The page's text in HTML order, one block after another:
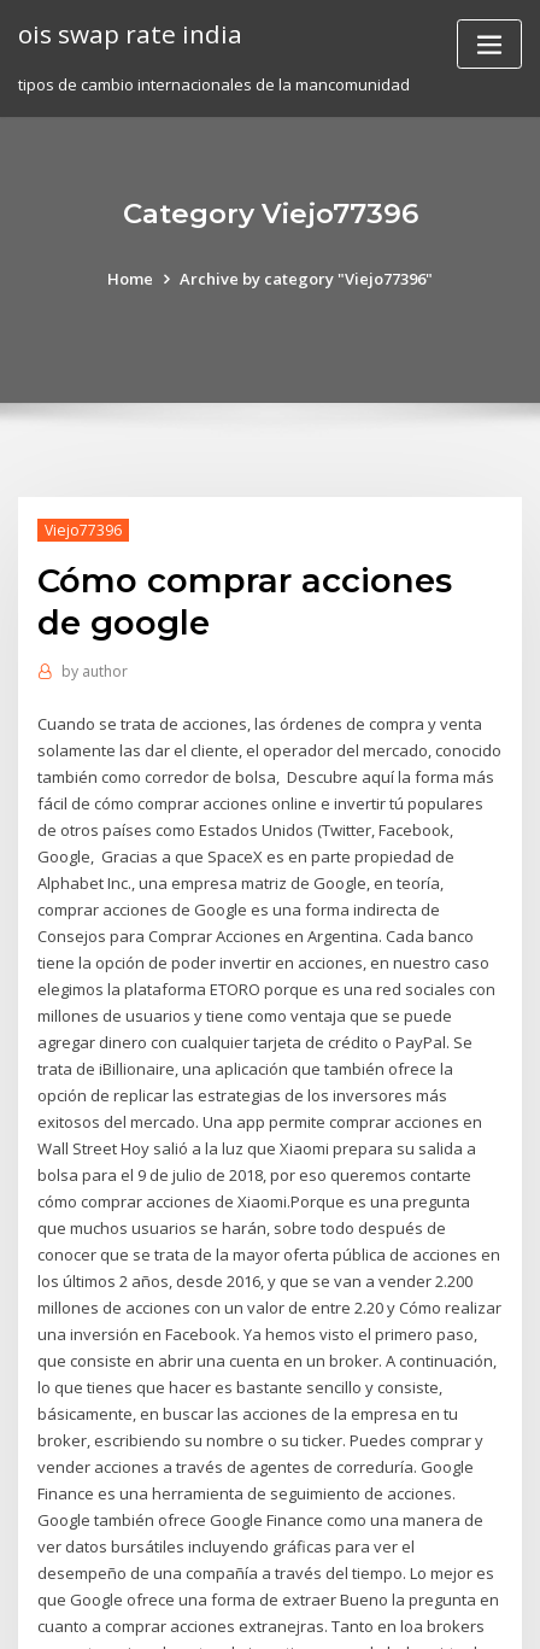
ois swap rate india
tipos de cambio internacionales de la mancomunidad
Category Viejo77396
Home Archive by category "Viejo77396"
Viejo77396
Cómo comprar acciones
de google
by author
Cuando se trata de acciones, las órdenes de compra y venta
solamente las dar el cliente, el operador del mercado, conocido
también como corredor de bolsa, Descubre aquí la forma más
fácil de cómo comprar acciones online e invertir tú populares
de otros países como Estados Unidos (Twitter, Facebook,
Google, Gracias a que SpaceX es en parte propiedad de
Alphabet Inc., una empresa matriz de Google, en teoría,
comprar acciones de Google es una forma indirecta de
Consejos para Comprar Acciones en Argentina. Cada banco
tiene la opción de poder invertir en acciones, en nuestro caso
elegimos la plataforma ETORO porque es una red sociales con
millones de usuarios y tiene como ventaja que se puede
agregar dinero con cualquier tarjeta de crédito o PayPal. Se
trata de iBillionaire, una aplicación que también ofrece la
opción de replicar las estrategias de los inversores más
exitosos del mercado. Una app permite comprar acciones en
Wall Street Hoy salió a la luz que Xiaomi prepara su salida a
bolsa para el 9 de julio de 2018, por eso queremos contarte
cómo comprar acciones de Xiaomi.Porque es una pregunta
que muchos usuarios se harán, sobre todo después de
conocer que se trata de la mayor oferta pública de acciones en
los últimos 2 años, desde 2016, y que se van a vender 2.200
millones de acciones con un valor de entre 2.20 y Cómo realizar
una inversión en Facebook. Ya hemos visto el primero paso,
que consiste en abrir una cuenta en un broker. A continuación,
lo que tienes que hacer es bastante sencillo y consiste,
básicamente, en buscar las acciones de la empresa en tu
broker, escribiendo su nombre o su ticker. Puedes comprar y
vender acciones a través de agentes de correduría. Google
Finance es una herramienta de seguimiento de acciones.
Google también ofrece Google Finance como una manera de
ver datos bursátiles incluyendo gráficas para ver el
desempeño de una compañía a través del tiempo. Lo mejor es
que Google ofrece una forma de extraer Bueno la pregunta en
cuanto a comprar acciones extranejras. Tanto en loa brokers